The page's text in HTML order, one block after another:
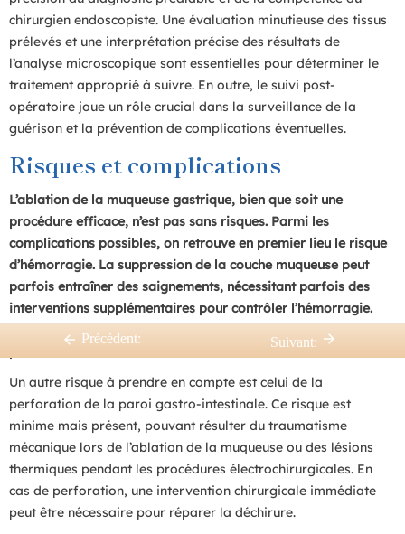
Précédent: Suivant:
chirurgien endoscopiste. Une évaluation minutieuse des tissus
prélevés et une interprétation précise des résultats de
l’analyse microscopique sont essentielles pour déterminer le
traitement approprié à suivre. En outre, le suivi post-
opératoire joue un rôle crucial dans la surveillance de la
guérison et la prévention de complications éventuelles.
Risques et complications
L’ablation de la muqueuse gastrique, bien que soit une
procédure efficace, n’est pas sans risques. Parmi les
complications possibles, on retrouve en premier lieu le risque
d’hémorragie. La suppression de la couche muqueuse peut
parfois entraîner des saignements, nécessitant parfois des
interventions supplémentaires pour contrôler l’hémorragie.
Cependant, ces cas sont généralement gérables pendant la
Un autre risque à prendre en compte est celui de la
perforation de la paroi gastro-intestinale. Ce risque est
minime mais présent, pouvant résulter du traumatisme
mécanique lors de l’ablation de la muqueuse ou des lésions
thermiques pendant les procédures électrochirurgicales. En
cas de perforation, une intervention chirurgicale immédiate
peut être nécessaire pour réparer la déchirure.